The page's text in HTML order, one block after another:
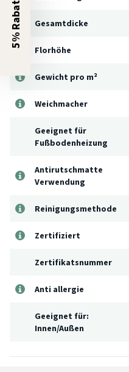
Gesamtdicke
Florhöhe
Gewicht pro m²
Weichmacher
Geeignet für
Fußbodenheizung
Antirutschmatte
Verwendung
Reinigungsmethode
Zertifiziert
Zertifikatsnummer
Anti allergie
Geeignet für:
Innen/Außen
5% Rabatt?